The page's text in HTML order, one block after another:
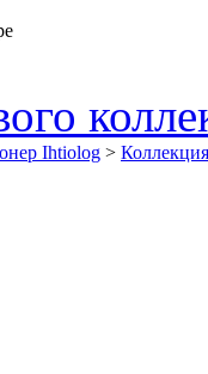
Ihtiolog >